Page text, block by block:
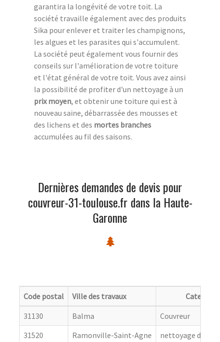
garantira la longévité de votre toit. La
société travaille également avec des produits
Sika pour enlever et traiter les champignons,
les algues et les parasites qui s'accumulent.
La société peut également vous fournir des
conseils sur l'amélioration de votre toiture
et l'état général de votre toit. Vous avez ainsi
la possibilité de profiter d'un nettoyage à un
prix moyen, et obtenir une toiture qui est à
nouveau saine, débarrassée des mousses et
des lichens et des mortes branches
accumulées au fil des saisons.
Dernières demandes de devis pour
couvreur-31-toulouse.fr dans la Haute-
Garonne
Code postal Ville des travaux
Categorie
31130
Balma
Couvreur
31520
Ramonville-Saint-Agne
nettoyage de